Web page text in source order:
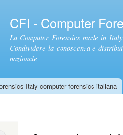
CFI - Computer
La Computer Forensics made in
Condividere la conoscenza e
nazionale
Italy computer forensics italiana